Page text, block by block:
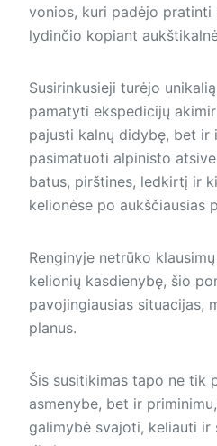
vonios, kuri padėjo pratinti
lydinčio kopiant
Susirinkusieji turėjo
pamatyti ekspedicijų
pajusti kalnų didybę, bet ir
pasimatuoti alpinisto
batus, pirštines, ledkirtį ir
kelionėse po aukščiausias
Renginyje netrūko
kelionių kasdienybę, šio
pavojingiausias situacijas,
planus.
Šis susitikimas tapo ne tik
asmenybe, bet ir
galimybė svajoti, keliauti ir